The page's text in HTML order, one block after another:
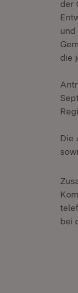
der
und
die
Die
bei